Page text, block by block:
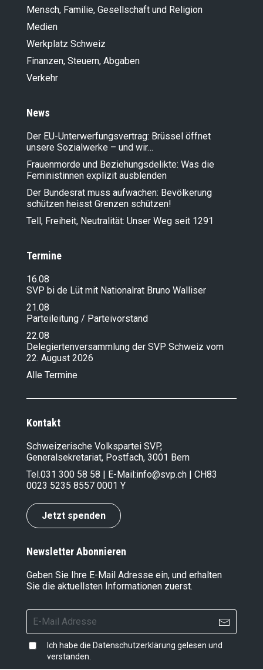
Mensch, Familie, Gesellschaft und Religion
Medien
Werkplatz Schweiz
Finanzen, Steuern, Abgaben
Verkehr
News
Der EU-Unterwerfungsvertrag: Brüssel öffnet
unsere Sozialwerke – und wir…
Frauenmorde und Beziehungsdelikte: Was die
Feministinnen explizit ausblenden
Der Bundesrat muss aufwachen: Bevölkerung
schützen heisst Grenzen schützen!
Tell, Freiheit, Neutralität: Unser Weg seit 1291
Termine
16.08
SVP bi de Lüt mit Nationalrat Bruno Walliser
21.08
Parteileitung / Parteivorstand
22.08
Delegiertenversammlung der SVP Schweiz vom
22. August 2026
Alle Termine
Kontakt
Schweizerische Volkspartei SVP,
Generalsekretariat, Postfach, 3001 Bern
Tel.031 300 58 58 | E-Mail:info@svp.ch | CH83
0023 5235 8557 0001 Y
Jetzt spenden
Newsletter Abonnieren
Geben Sie Ihre E-Mail Adresse ein, und erhalten
Sie die aktuellsten Informationen zuerst.
Ich habe die Datenschutzerklärung gelesen und
verstanden.